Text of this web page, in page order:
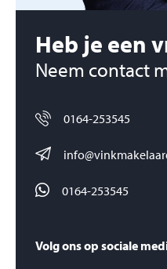
Heb je een
Neem contact
0164-253545
0164-253545
Volg ons op sociale